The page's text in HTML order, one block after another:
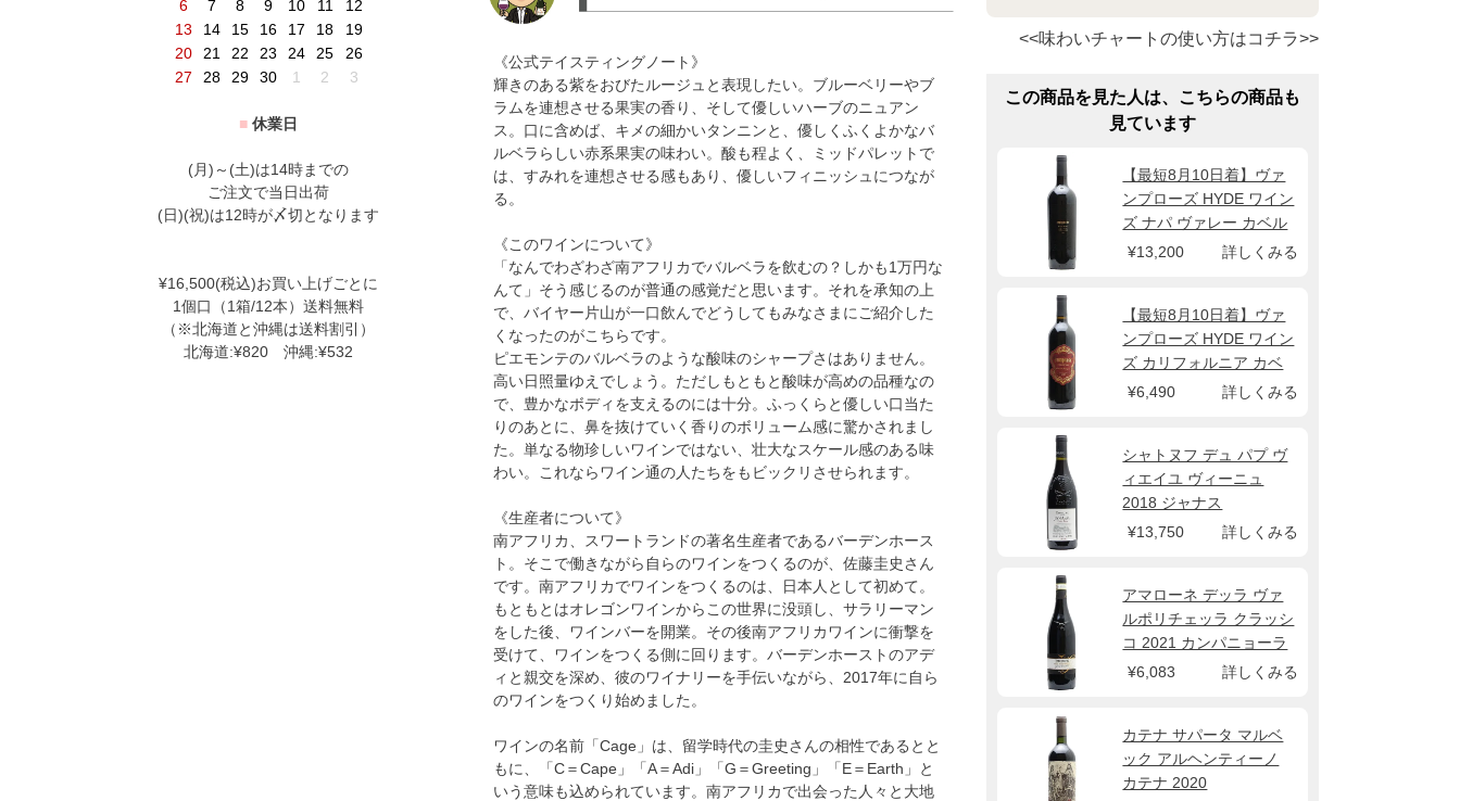
6
7 8 9 10 11
12
13
14 15 16 17 18
19
20
21 22 23 24 25
26
27
28 29 30 1 2 3
■ 休業日
(月)～(土)は14時までの
ご注文で当日出荷
(日)(祝)は12時が〆切となります
¥16,500(税込)お買い上げごとに
1個口（1箱/12本）送料無料
（※北海道と沖縄は送料割引）
北海道:¥820 沖縄:¥532
《公式テイスティングノート》
輝きのある紫をおびたルージュと表現したい。ブルーベリーやブ
ラムを連想させる果実の香り、そして優しいハーブのニュアン
ス。口に含めば、キメの細かいタンニンと、優しくふくよかなバ
ルベラらしい赤系果実の味わい。酸も程よく、ミッドパレットで
は、すみれを連想させる感もあり、優しいフィニッシュにつなが
る。
《このワインについて》
「なんでわざわざ南アフリカでバルベラを飲むの？しかも1万円な
んて」そう感じるのが普通の感覚だと思います。それを承知の上
で、バイヤー片山が一口飲んでどうしてもみなさまにご紹介した
くなったのがこちらです。
ピエモンテのバルベラのような酸味のシャープさはありません。
高い日照量ゆえでしょう。ただしもともと酸味が高めの品種なの
で、豊かなボディを支えるのには十分。ふっくらと優しい口当た
りのあとに、鼻を抜けていく香りのボリューム感に驚かされまし
た。単なる物珍しいワインではない、壮大なスケール感のある味
わい。これならワイン通の人たちをもビックリさせられます。
《生産者について》
南アフリカ、スワートランドの著名生産者であるバーデンホース
ト。そこで働きながら自らのワインをつくるのが、佐藤圭史さん
です。南アフリカでワインをつくるのは、日本人として初めて。
もともとはオレゴンワインからこの世界に没頭し、サラリーマン
をした後、ワインバーを開業。その後南アフリカワインに衝撃を
受けて、ワインをつくる側に回ります。バーデンホーストのアデ
ィと親交を深め、彼のワイナリーを手伝いながら、2017年に自ら
のワインをつくり始めました。
ワインの名前「Cage」は、留学時代の圭史さんの相性であるとと
もに、「C＝Cape」「A＝Adi」「G＝Greeting」「E＝Earth」と
いう意味も込められています。南アフリカで出会った人々と大地
<<味わいチャートの使い方はコチラ>>
この商品を見た人は、こちらの商品も
見ています
【最短8月10日着】ヴァ
ンプローズ HYDE ワイン
ズ ナパ ヴァレー カベル
ネ ソーヴィニヨン 2022
¥13,200 詳しくみる
【最短8月10日着】ヴァ
ンプローズ HYDE ワイン
ズ カリフォルニア カベ
ルネ ソーヴィニヨン
¥6,490 詳しくみる
シャトヌフ デュ パプ ヴ
ィエイユ ヴィーニュ
2018 ジャナス
¥13,750
詳しくみる
アマローネ デッラ ヴァ
ルポリチェッラ クラッシ
コ 2021 カンパニョーラ
¥6,083
詳しくみる
カテナ サパータ マルベ
ック アルヘンティーノ
カテナ 2020